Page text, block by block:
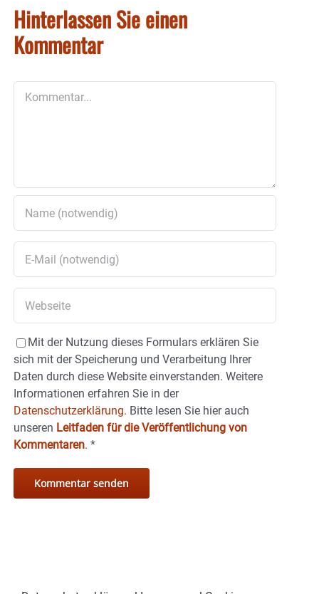
Hinterlassen Sie einen
Kommentar
Mit der Nutzung dieses Formulars erklären Sie
sich mit der Speicherung und Verarbeitung Ihrer
Daten durch diese Website einverstanden. Weitere
Informationen erfahren Sie in der
Datenschutzerklärung. Bitte lesen Sie hier auch
unseren Leitfaden für die Veröffentlichung von
Kommentaren. *